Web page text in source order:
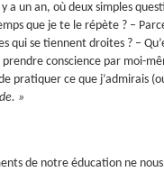
a un an, où deux simples
que je te le répète ? –
qui se tiennent droites ? –
conscience par moi-
pratiquer ce que j’admirais
»
de notre éducation ne